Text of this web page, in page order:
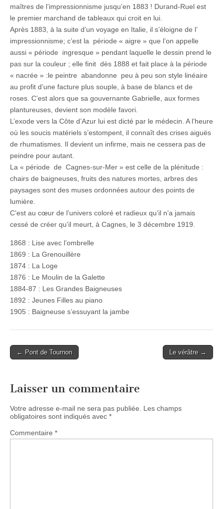
maîtres de l’impressionnisme jusqu’en 1883 ! Durand-Ruel est
le premier marchand de tableaux qui croit en lui.
Après 1883, à la suite d’un voyage en Italie, il s’éloigne de l’
impressionnisme; c’est la période « aigre » que l’on appelle
aussi « période ingresque » pendant laquelle le dessin prend le
pas sur la couleur ; elle finit dès 1888 et fait place à la période
« nacrée » :le peintre abandonne peu à peu son style linéaire
au profit d’une facture plus souple, à base de blancs et de
roses. C’est alors que sa gouvernante Gabrielle, aux formes
plantureuses, devient son modèle favori.
L’exode vers la Côte d’Azur lui est dicté par le médecin. A l’heure
où les soucis matériels s’estompent, il connaît des crises aiguës
de rhumatismes. Il devient un infirme, mais ne cessera pas de
peindre pour autant.
La « période de Cagnes-sur-Mer » est celle de la plénitude :
chairs de baigneuses, fruits des natures mortes, arbres des
paysages sont des muses ordonnées autour des points de
lumière.
C’est au cœur de l’univers coloré et radieux qu’il n’a jamais
cessé de créer qu’il meurt, à Cagnes, le 3 décembre 1919.
1868 : Lise avec l’ombrelle
1869 : La Grenouillère
1874 : La Loge
1876 : Le Moulin de la Galette
1884-87 : Les Grandes Baigneuses
1892 : Jeunes Filles au piano
1905 : Baigneuse s’essuyant la jambe
Post
← Pont de Tournon Le vérâtre →
Laisser un commentaire
Votre adresse e-mail ne sera pas publiée.
Les champs
obligatoires sont indiqués avec *
Commentaire *